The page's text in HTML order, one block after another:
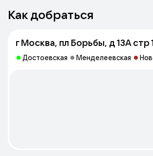
Как добраться
г Москва, пл Борьбы, д 13А стр
Достоевская Менделеевская